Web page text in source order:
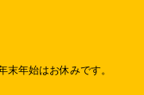
末年始はお休みです。